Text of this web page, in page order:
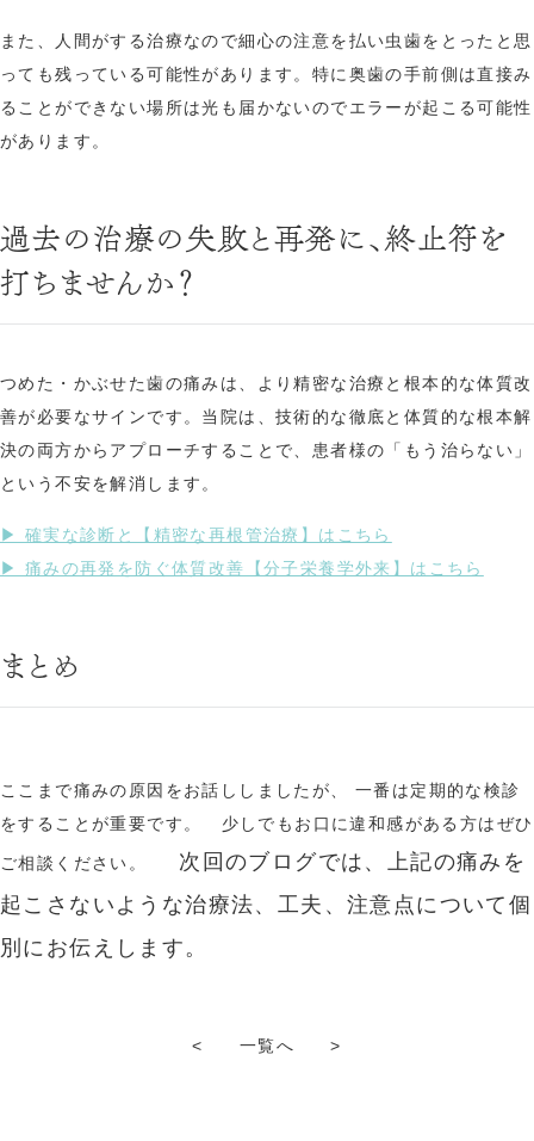
また、人間がする治療なので細心の注意を払い虫歯をとったと思
っても残っている可能性があります。特に奥歯の手前側は直接み
ることができない場所は光も届かないのでエラーが起こる可能性
があります。
過去の治療の失敗と再発に、終止符を
打ちませんか？
つめた・かぶせた歯の痛みは、より精密な治療と根本的な体質改
善が必要なサインです。当院は、技術的な徹底と体質的な根本解
決の両方からアプローチすることで、患者様の「もう治らない」
という不安を解消します。
▶︎ 確実な診断と【精密な再根管治療】はこちら
▶︎ 痛みの再発を防ぐ体質改善【分子栄養学外来】はこちら
まとめ
ここまで痛みの原因をお話ししましたが、 一番は定期的な検診
をすることが重要です。 少しでもお口に違和感がある方はぜひ
ご相談ください。 次回のブログでは、上記の痛みを
起こさないような治療法、工夫、注意点について個
別にお伝えします。
< 一覧へ >